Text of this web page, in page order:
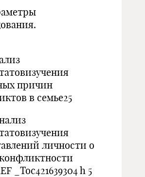
причин
в семье25
личности о
_Toc421639304 h 5